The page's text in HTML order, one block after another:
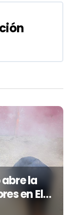
abre la
en El
noche